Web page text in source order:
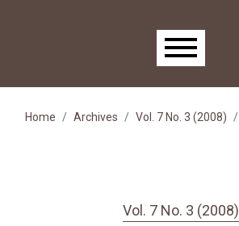
Main menu
Home Archives Vol. 7 No. 3 (2008)
Vol. 7 No. 3 (2008)